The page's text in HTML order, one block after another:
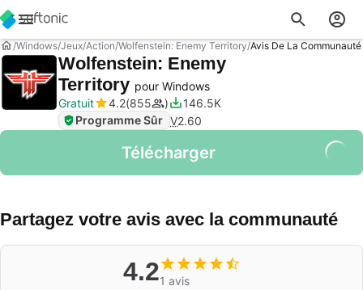
Windows Jeux Action Wolfenstein: Enemy Territory Avis De La Communauté
Wolfenstein: Enemy
Territory pour Windows
Gratuit
4.2 855
146.5K
Programme Sûr V2.60
Télécharger
Partagez votre avis avec la communauté
4.21 avis